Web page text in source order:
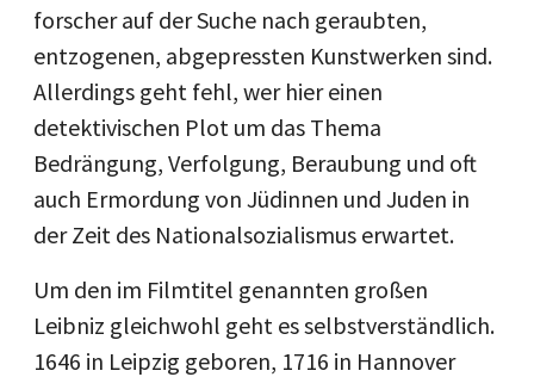
forscher auf der Suche nach geraubten,
entzogenen, abgepressten Kunstwerken sind.
Allerdings geht fehl, wer hier einen
detektivischen Plot um das Thema
Bedrängung, Verfolgung, Beraubung und oft
auch Ermordung von Jüdinnen und Juden in
der Zeit des Nationalsozialismus erwartet.
Um den im Filmtitel genannten großen
Leibniz gleichwohl geht es selbstverständlich.
1646 in Leipzig geboren, 1716 in Hannover